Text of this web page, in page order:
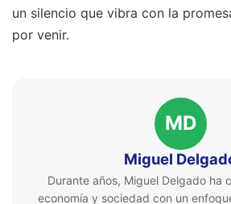
un silencio que vibra con la
por venir.
MD
Miguel
Durante años, Miguel Delgado ha
economía y sociedad con un